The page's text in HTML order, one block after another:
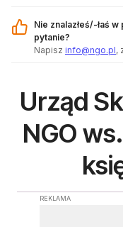
Nie znalazłeś/-łaś
pytanie?
Napisz info@ngo.pl,
Urząd
NGO
REKLAMA